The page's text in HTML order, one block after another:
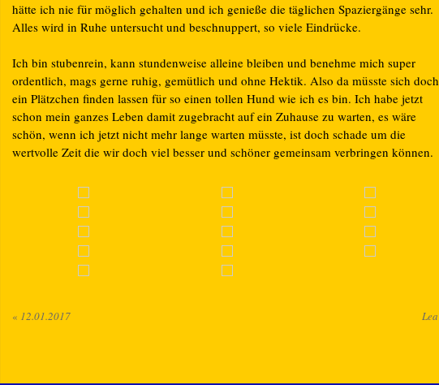
hätte ich nie für möglich gehalten und ich genieße die täglichen Spaziergänge sehr.
Alles wird in Ruhe untersucht und beschnuppert, so viele Eindrücke.
Ich bin stubenrein, kann stundenweise alleine bleiben und benehme mich super
ordentlich, mags gerne ruhig, gemütlich und ohne Hektik. Also da müsste sich doch
ein Plätzchen finden lassen für so einen tollen Hund wie ich es bin. Ich habe jetzt
schon mein ganzes Leben damit zugebracht auf ein Zuhause zu warten, es wäre
schön, wenn ich jetzt nicht mehr lange warten müsste, ist doch schade um die
wertvolle Zeit die wir doch viel besser und schöner gemeinsam verbringen können.
« 12.01.2017 Lea